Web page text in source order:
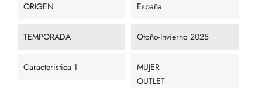
ORIGEN España
TEMPORADA Otoño-Invierno 2025
Caracteristica 1
MUJER
OUTLET